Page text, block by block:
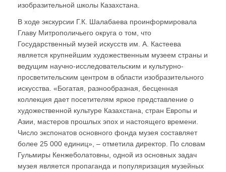
изобразительной школы Казахстана.
В ходе экскурсии Г.К. Шалабаева проинформировала
Главу Митрополичьего округа о том, что
Государственный музей искусств им. А. Кастеева
является крупнейшим художественным музеем страны и
ведущим научно-исследовательским и культурно-
просветительским центром в области изобразительного
искусства. «Богатая, разнообразная, бесценная
коллекция дает посетителям яркое представление о
художественной культуре Казахстана, стран Европы и
Азии, мастеров прошлых эпох и настоящего времени.
Число экспонатов основного фонда музея составляет
более 25 000 единиц», – отметила директор. По словам
Гульмиры Кенжеболатовны, одной из основных задач
музея является пропаганда и популяризация музейных